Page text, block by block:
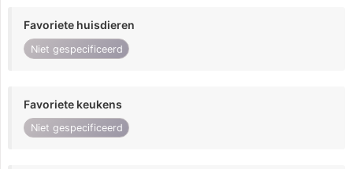
Favoriete huisdieren
Niet gespecificeerd
Favoriete keukens
Niet gespecificeerd